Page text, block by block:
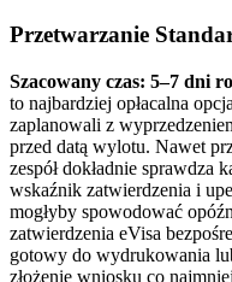
Przetwarzanie
Szacowany czas: 5–7 dni
to najbardziej opłacalna
zaplanowali z
przed datą wylotu. Nawet
zespół dokładnie sprawdza
wskaźnik zatwierdzenia i
mogłyby spowodować
zatwierdzenia eVisa
gotowy do wydrukowania
złożenie wniosku co